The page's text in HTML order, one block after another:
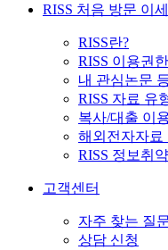
RISS 처음 방문 이
RISS란?
RISS 이용권한
내 관심논문
RISS 자료 유
복사/대출 이
해외전자자료
RISS 정보취
고객센터
자주 찾는 질
상담 신청